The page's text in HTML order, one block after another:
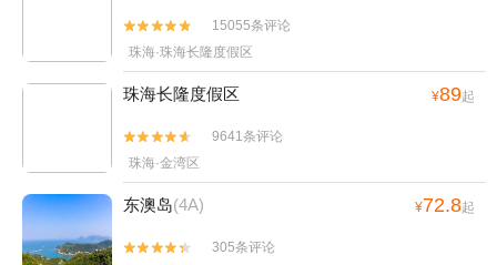


15055条评论
珠海·珠海长隆度假区
珠海长隆度假区 ¥89起


9641条评论
珠海·金湾区
东澳岛(4A) ¥72.8起

 305条评论